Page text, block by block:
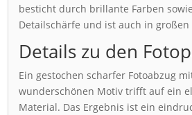
besticht durch brillante Farben
Detailschärfe und ist auch in
Details zu den
Ein gestochen scharfer Fotoabzug
wunderschönen Motiv trifft auf ein
Material. Das Ergebnis ist ein